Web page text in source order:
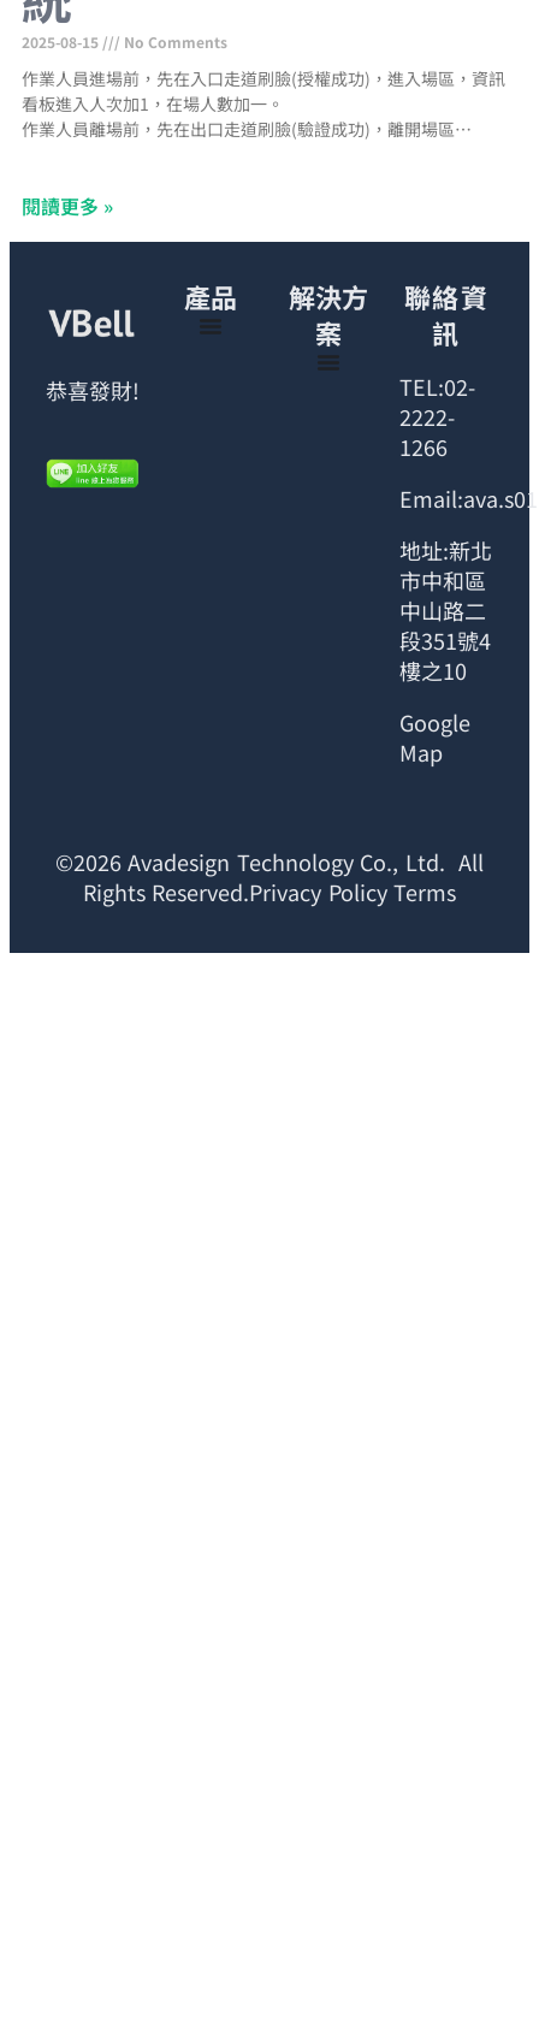
2025-08-15 No Comments
作業人員進場前，先在入口走道刷臉(授權成功)，進入場區，資訊
看板進入人次加1，在場人數加一。
作業人員離場前，先在出口走道刷臉(驗證成功)，離開場區，資訊
閱讀更多 »
恭喜發財!
產品
解決方
案
聯絡資
訊
TEL:02-
2222-
1266
地址:新北
市中和區
中山路二
段351號4
樓之10
Google
Map
©2026 Avadesign Technology Co., Ltd. All
Rights Reserved.Privacy Policy Terms